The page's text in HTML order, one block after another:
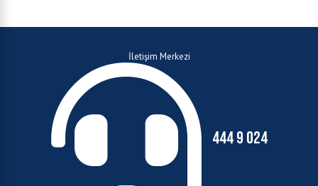
İletişim Merkezi
444 9 024